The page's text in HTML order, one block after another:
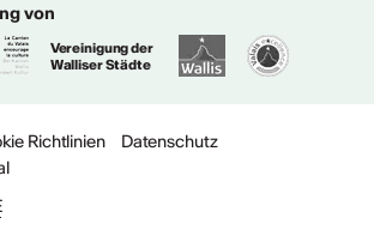
von
Vereinigung der
Walliser Städte
Richtlinien
Datenschutz